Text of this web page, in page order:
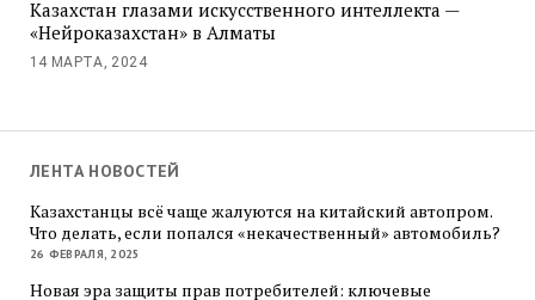
Казахстан глазами искусственного интеллекта —
«Нейроказахстан» в Алматы
14 МАРТА, 2024
ЛЕНТА НОВОСТЕЙ
Казахстанцы всё чаще жалуются на китайский автопром.
Что делать, если попался «некачественный» автомобиль?
26 ФЕВРАЛЯ, 2025
Новая эра защиты прав потребителей: ключевые